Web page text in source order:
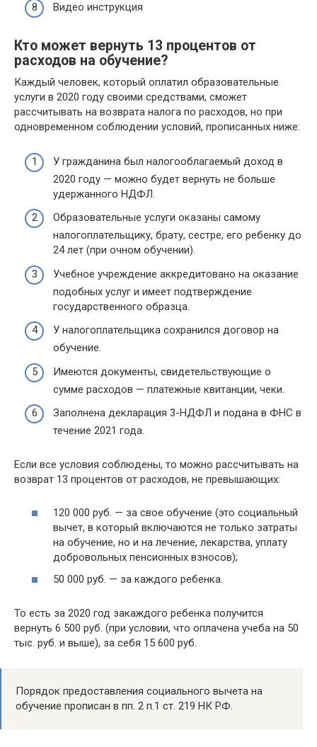
Видео инструкция
Кто может вернуть 13 процентов от
расходов на обучение?
Каждый человек, который оплатил образовательные
услуги в 2020 году своими средствами, сможет
рассчитывать на возврата налога по расходов, но при
одновременном соблюдении условий, прописанных ниже:
У гражданина был налогооблагаемый доход в
2020 году — можно будет вернуть не больше
удержанного НДФЛ.
Образовательные услуги оказаны самому
налогоплательщику, брату, сестре, его ребенку до
24 лет (при очном обучении).
Учебное учреждение аккредитовано на оказание
подобных услуг и имеет подтверждение
государственного образца.
У налогоплательщика сохранился договор на
обучение.
Имеются документы, свидетельствующие о
сумме расходов — платежные квитанции, чеки.
Заполнена декларация 3-НДФЛ и подана в ФНС в
течение 2021 года.
Если все условия соблюдены, то можно рассчитывать на
возврат 13 процентов от расходов, не превышающих:
120 000 руб. — за свое обучение (это социальный
вычет, в который включаются не только затраты
на обучение, но и на лечение, лекарства, уплату
добровольных пенсионных взносов);
50 000 руб. — за каждого ребенка.
То есть за 2020 год закаждого ребенка получится
вернуть 6 500 руб. (при условии, что оплачена учеба на 50
тыс. руб. и выше), за себя 15 600 руб.
Порядок предоставления социального вычета на
обучение прописан в пп. 2 п.1 ст. 219 НК РФ.